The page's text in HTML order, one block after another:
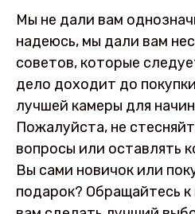
Мы не дали вам
надеюсь, мы дали вам
советов, которые
дело доходит до
лучшей камеры для
Пожалуйста, не
вопросы или оставлять
Вы сами новичок или
подарок? Обращайтесь